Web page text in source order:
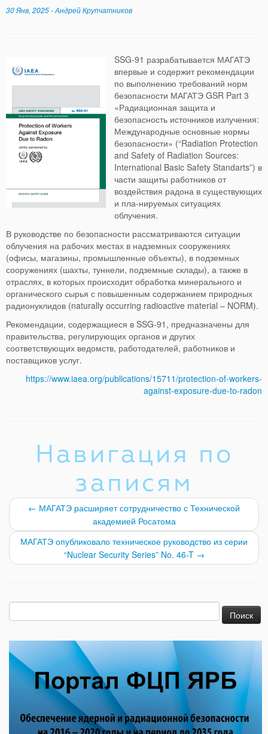
30 Янв, 2025-Андрей Крупчатников
SSG-91 разрабатывается МАГАТЭ
впервые и содержит рекомендации
по выполнению требований норм
безопасности МАГАТЭ GSR Part 3
«Радиационная защита и
безопасность источников излучения:
Международные основные нормы
безопасности» (“Radiation Protection
and Safety of Radiation Sources:
International Basic Safety Standarts”) в
части защиты работников от
воздействия радона в существующих
и пла-нируемых ситуациях
облучения.
В руководстве по безопасности рассматриваются ситуации
облучения на рабочих местах в надземных сооружениях
(офисы, магазины, промышленные объекты), в подземных
сооружениях (шахты, туннели, подземные склады), а также в
отраслях, в которых происходит обработка минерального и
органического сырья с повышенным содержанием природных
радионуклидов (naturally occurring radioactive material – NORM).
Рекомендации, содержащиеся в SSG-91, предназначены для
правительства, регулирующих органов и других
соответствующих ведомств, работодателей, работников и
поставщиков услуг.
https://www.iaea.org/publications/15711/protection-of-workers-
against-exposure-due-to-radon
Навигация по
записям
← МАГАТЭ расширяет сотрудничество с Технической
академией Росатома
МАГАТЭ опубликовало техническое руководство из серии
“Nuclear Security Series” No. 46-T →